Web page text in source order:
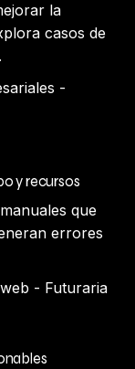
la
casos de
y recursos
que
errores